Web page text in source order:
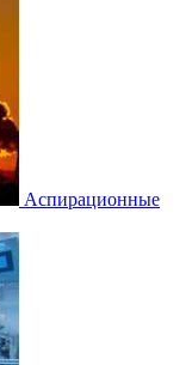
Аспирационные